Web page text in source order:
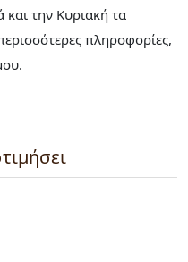
την Κυριακή τα
πληροφορίες,